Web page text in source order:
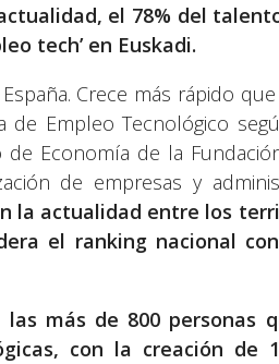
el 78% del
tech’ en Euskadi.
Crece más rápido
Empleo Tecnológico
Economía de la Fundación
de empresas y
la actualidad entre los
el ranking nacional
las más de 800 personas
con la creación de